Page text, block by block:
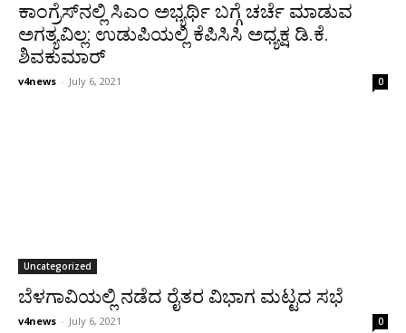
ಕಾಂಗ್ರೆಸ್‌ನಲ್ಲಿ ಸಿಎಂ ಅಭ್ಯರ್ಥಿ ಬಗ್ಗೆ ಚರ್ಚೆ ಮಾಡುವ
ಅಗತ್ಯವಿಲ್ಲ: ಉಡುಪಿಯಲ್ಲಿ ಕೆಪಿಸಿಸಿ ಅಧ್ಯಕ್ಷ ಡಿ.ಕೆ.
ಶಿವಕುಮಾರ್
v4news - July 6, 2021 0
Uncategorized
ಬೆಳಗಾವಿಯಲ್ಲಿ ನಡೆದ ರೈತರ ವಿಭಾಗ ಮಟ್ಟದ ಸಭೆ
v4news - July 6, 2021 0